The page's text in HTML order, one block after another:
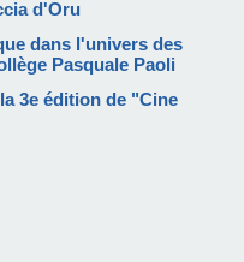
d'Oru
dans l'univers des
Pasquale Paoli
3e édition de "Cine